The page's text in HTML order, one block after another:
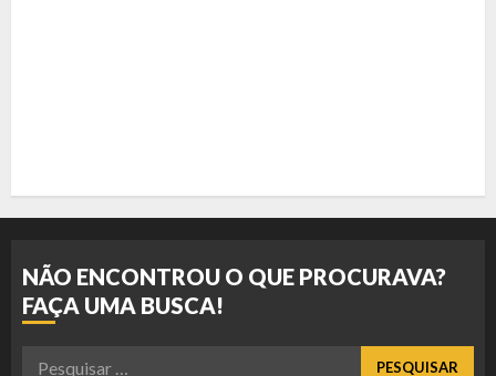
NÃO ENCONTROU O QUE PROCURAVA?
FAÇA UMA BUSCA!
Pesquisar